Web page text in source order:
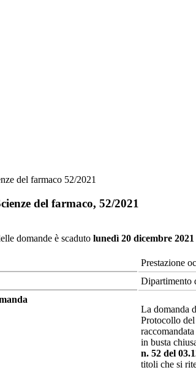
del farmaco 52/2021
del farmaco, 52/2021
domande è scaduto lunedì 20 dicembre 2021
Prestazione
Dipartimento
La domanda
Protocollo
in busta
n. 52 del
titoli che si